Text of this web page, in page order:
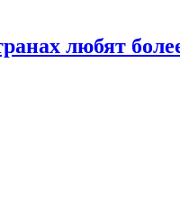
любят